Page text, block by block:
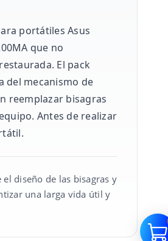
portátiles Asus
que no
El pack
del mecanismo de
reemplazar bisagras
Antes de realizar
diseño de las bisagras y
una larga vida útil y